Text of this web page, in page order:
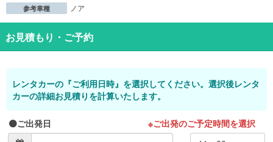
参考車種 ノア
お見積もり・ご予約
レンタカーの『ご利用日時』を選択してください。選択後レンタ
カーの詳細お見積りを計算いたします。
ご出発日 ※ご出発のご予定時間を選択